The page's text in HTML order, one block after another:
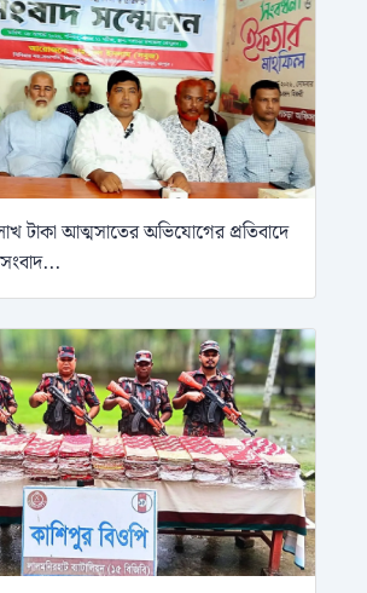
টাকা আত্মসাতের অভিযোগের প্রতিবাদে